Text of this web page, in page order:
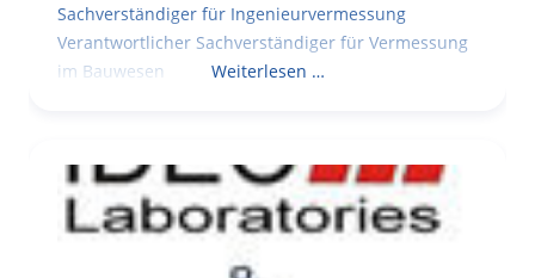
Sachverständiger für Ingenieurvermessung
Verantwortlicher Sachverständiger für Vermessung
im Bauwesen
Weiterlesen …